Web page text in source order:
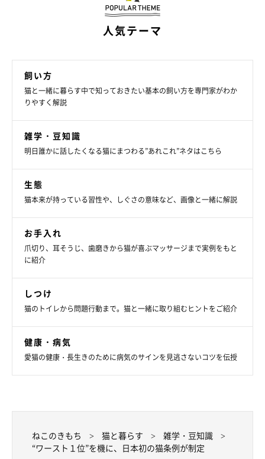
人気テーマ
飼い方
猫と一緒に暮らす中で知っておきたい基本の飼い方を専門家がわか
りやすく解説
雑学・豆知識
明日誰かに話したくなる猫にまつわる”あれこれ”ネタはこちら
生態
猫本来が持っている習性や、しぐさの意味など、画像と一緒に解説
お手入れ
爪切り、耳そうじ、歯磨きから猫が喜ぶマッサージまで実例をもと
に紹介
しつけ
猫のトイレから問題行動まで。猫と一緒に取り組むヒントをご紹介
健康・病気
愛猫の健康・長生きのために病気のサインを見逃さないコツを伝授
ねこのきもち 猫と暮らす
雑学・豆知識
“ワースト１位”を機に、日本初の猫条例が制定